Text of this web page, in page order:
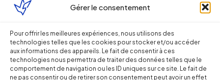
Gérer le consentement
Pour offrir les meilleures expériences, nous utilisons des
technologies telles que les cookies pour stocker et/ou accéder
aux informations des appareils. Le fait de consentir à ces
technologies nous permettra de traiter des données telles que le
comportement de navigation ou les ID uniques sur ce site. Le fait de
ne pas consentir ou de retirer son consentement peut avoir un effet
3 décembre 2012